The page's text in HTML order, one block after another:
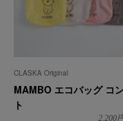
CLASKA Original
MAMBO エコバッグ コ
ト
2,200